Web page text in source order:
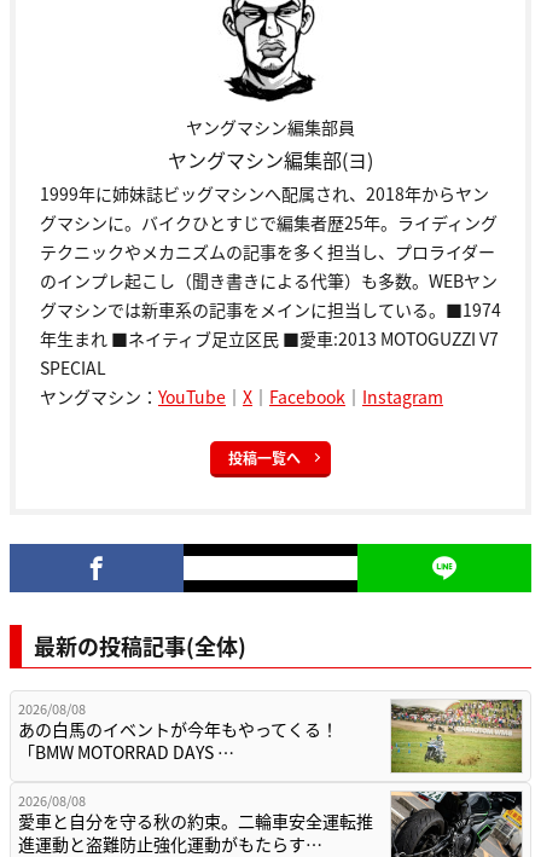
ヤングマシン編集部員
ヤングマシン編集部(ヨ)
1999年に姉妹誌ビッグマシンへ配属され、2018年からヤン
グマシンに。バイクひとすじで編集者歴25年。ライディング
テクニックやメカニズムの記事を多く担当し、プロライダー
のインプレ起こし（聞き書きによる代筆）も多数。WEBヤン
グマシンでは新車系の記事をメインに担当している。■1974
年生まれ ■ネイティブ足立区民 ■愛車:2013 MOTOGUZZI V7
SPECIAL
ヤングマシン： YouTube ｜ X ｜ Facebook ｜ Instagram
投稿一覧へ
最新の投稿記事(全体)
2026/08/08
あの白馬のイベントが今年もやってくる！
「BMW MOTORRAD DAYS …
2026/08/08
愛車と自分を守る秋の約束。二輪車安全運転推
進運動と盗難防止強化運動がもたらす…